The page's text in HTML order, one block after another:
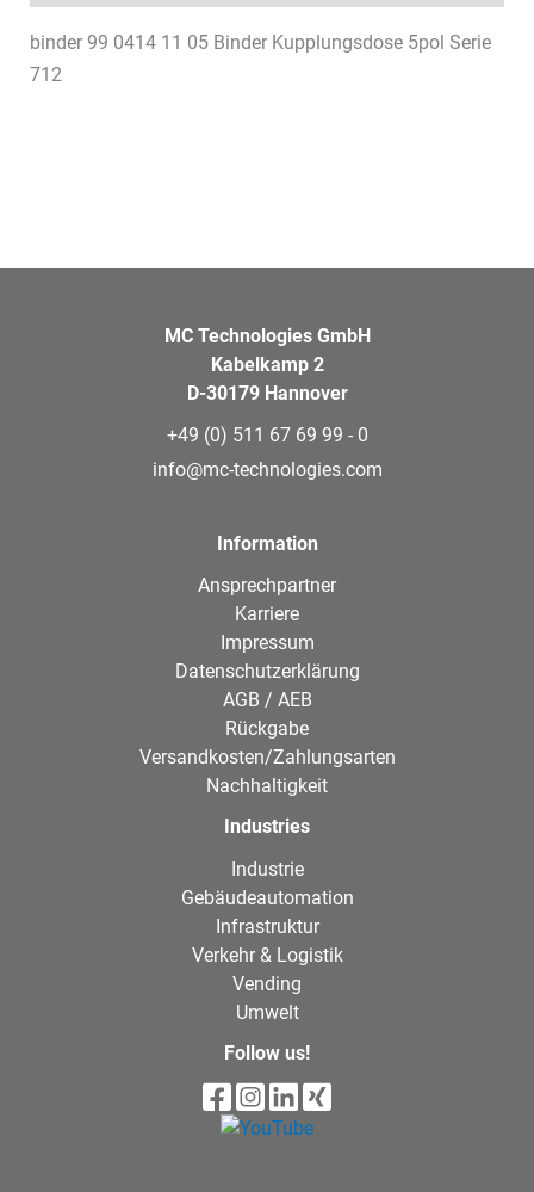
binder 99 0414 11 05 Binder Kupplungsdose 5pol Serie
712
MC Technologies GmbH
Kabelkamp 2
D-30179 Hannover
+49 (0) 511 67 69 99 - 0
info@mc-technologies.com
Information
Ansprechpartner
Karriere
Impressum
Datenschutzerklärung
AGB / AEB
Rückgabe
Versandkosten/Zahlungsarten
Nachhaltigkeit
Industries
Industrie
Gebäudeautomation
Infrastruktur
Verkehr & Logistik
Vending
Umwelt
Follow us!